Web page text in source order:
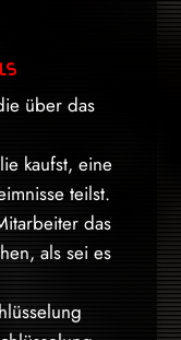
über das
kaufst, eine
teilst.
das
als sei es